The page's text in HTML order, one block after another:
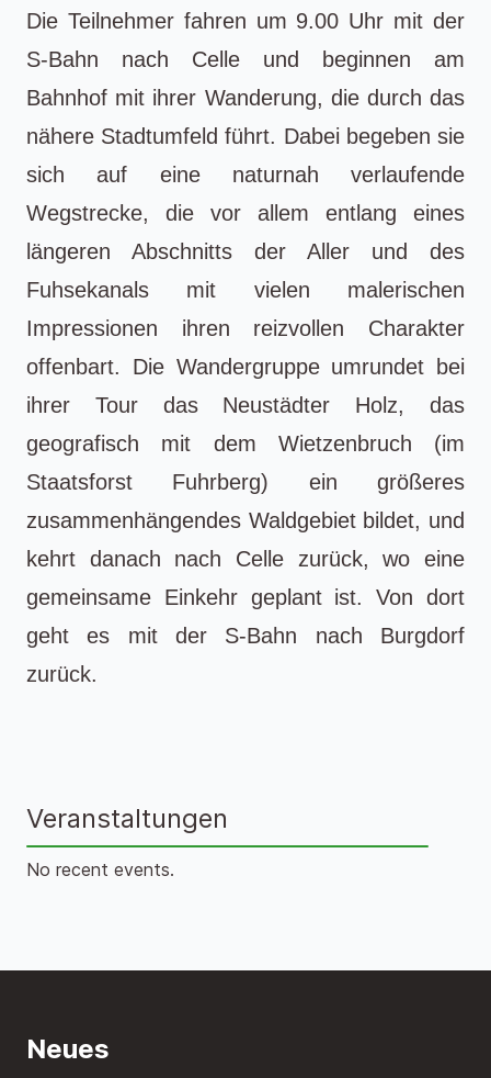
Die Teilnehmer fahren um 9.00 Uhr mit der
S-Bahn nach Celle und beginnen am
Bahnhof mit ihrer Wanderung, die durch das
nähere Stadtumfeld führt. Dabei begeben sie
sich auf eine naturnah verlaufende
Wegstrecke, die vor allem entlang eines
längeren Abschnitts der Aller und des
Fuhsekanals mit vielen malerischen
Impressionen ihren reizvollen Charakter
offenbart. Die Wandergruppe umrundet bei
ihrer Tour das Neustädter Holz, das
geografisch mit dem Wietzenbruch (im
Staatsforst Fuhrberg) ein größeres
zusammenhängendes Waldgebiet bildet, und
kehrt danach nach Celle zurück, wo eine
gemeinsame Einkehr geplant ist. Von dort
geht es mit der S-Bahn nach Burgdorf
zurück.
Veranstaltungen
No recent events.
Neues